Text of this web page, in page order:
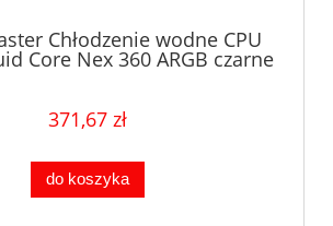
Chłodzenie wodne CPU
Core Nex 360 ARGB czarne
371,67 zł
do koszyka